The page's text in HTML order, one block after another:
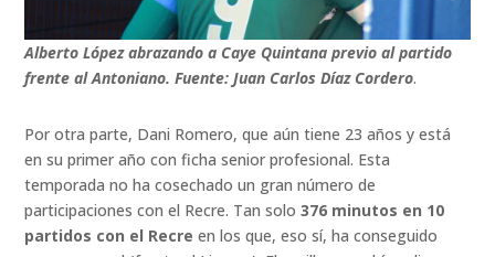
Alberto López abrazando a Caye Quintana previo al partido
frente al Antoniano. Fuente: Juan Carlos Díaz Cordero.
Por otra parte, Dani Romero, que aún tiene 23 años y está
en su primer año con ficha senior profesional. Esta
temporada no ha cosechado un gran número de
participaciones con el Recre. Tan solo376 minutos en 10
partidos con el Recre en los que, eso sí, ha conseguido